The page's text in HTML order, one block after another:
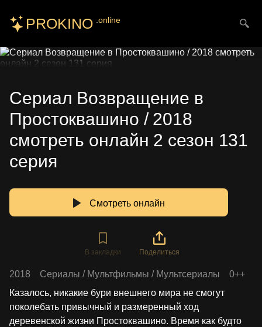
PROKINO .online
Сериал Возвращение в
Простоквашино / 2018
смотреть онлайн 2 сезон 131
серия
Смотреть онлайн
В закладки Поделиться
2018 Сериалы / Мультфильмы / Мультсериалы
0++
Казалось, никакие бури внешнего мира не смогут
поколебать привычный и размеренный ход
деревенской жизни Простоквашино. Время как будто